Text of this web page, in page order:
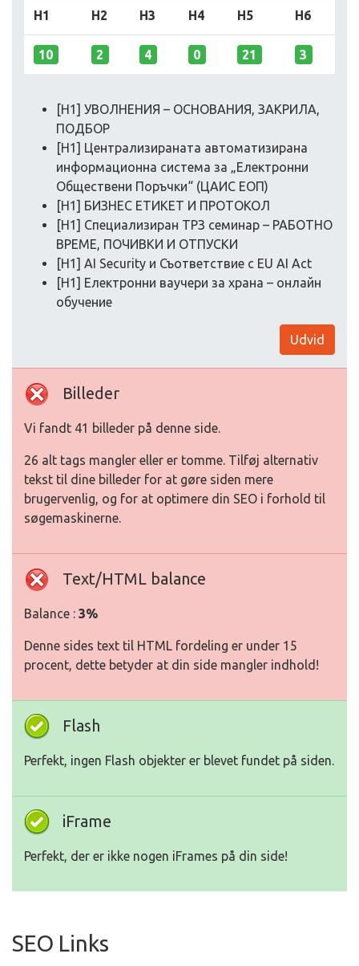
H1 H2 H3 H4 H5 H6
10 2 4 0 21 3
[H1] УВОЛНЕНИЯ – ОСНОВАНИЯ, ЗАКРИЛА,
ПОДБОР
[H1] Централизираната автоматизирана
информационна система за „Eлектронни
Обществени Поръчки“ (ЦАИС ЕОП)
[H1] БИЗНЕС ЕТИКЕТ И ПРОТОКОЛ
[H1] Специализиран ТРЗ семинар – РАБОТНО
ВРЕМЕ, ПОЧИВКИ И ОТПУСКИ
[H1] AI Security и Съответствие с EU AI Act
[H1] Електронни ваучери за храна – онлайн
обучение
Udvid
Billeder
Vi fandt 41 billeder på denne side.
26 alt tags mangler eller er tomme. Tilføj alternativ
tekst til dine billeder for at gøre siden mere
brugervenlig, og for at optimere din SEO i forhold til
søgemaskinerne.
Text/HTML balance
Balance : 3%
Denne sides text til HTML fordeling er under 15
procent, dette betyder at din side mangler indhold!
Flash
Perfekt, ingen Flash objekter er blevet fundet på siden.
iFrame
Perfekt, der er ikke nogen iFrames på din side!
SEO Links